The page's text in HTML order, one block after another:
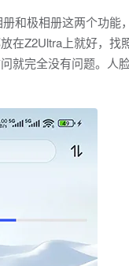
极相册这两个功能
在Z2Ultra上就好，
就完全没有问题。人